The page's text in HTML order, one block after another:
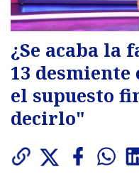
¿Se acaba la
13
el supuesto
decirlo"